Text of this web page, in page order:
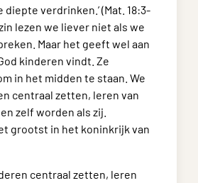
verdrinken.’ (Mat. 18:3-
lezen we liever niet als we
Maar het geeft wel aan
kinderen vindt. Ze
in het midden te staan. We
centraal zetten, leren van
zelf worden als zij.
grootst in het koninkrijk van
centraal zetten, leren